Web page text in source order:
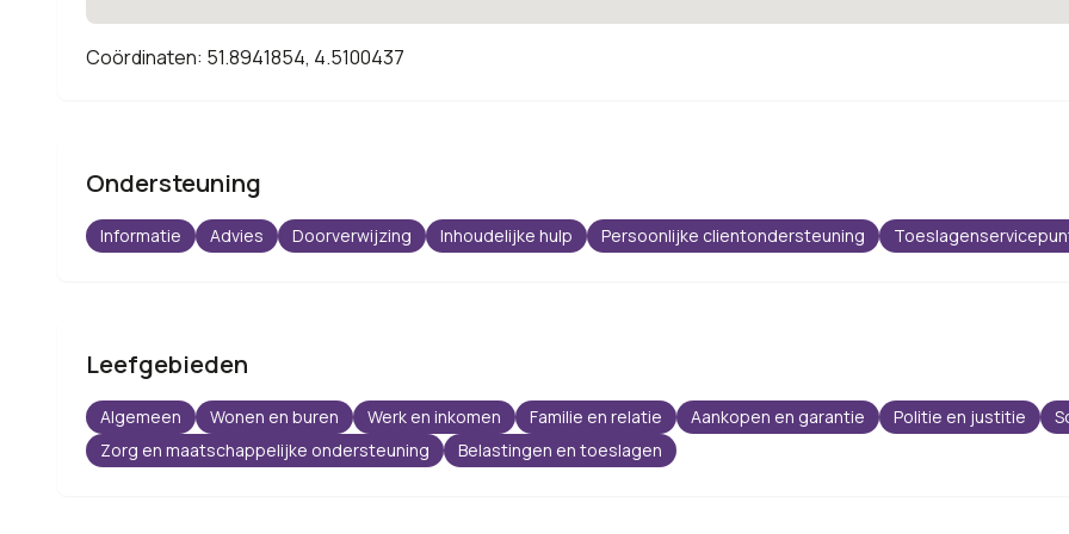
Coördinaten: 51.8941854, 4.5100437
Ondersteuning
Informatie Advies Doorverwijzing Inhoudelijke hulp Persoonlijke clientondersteuning
Leefgebieden
Algemeen Wonen en buren Werk en inkomen Familie en relatie Aankopen en garantie Politie en justitie
Zorg en maatschappelijke ondersteuning
Belastingen en toeslagen